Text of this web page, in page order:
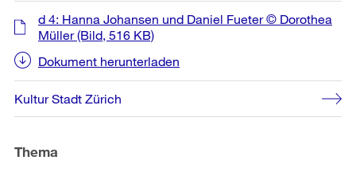
d 4: Hanna Johansen und Daniel Fueter © Dorothea
Müller(Bild, 516 KB)
Dokument herunterladen
Kultur Stadt Zürich
Thema